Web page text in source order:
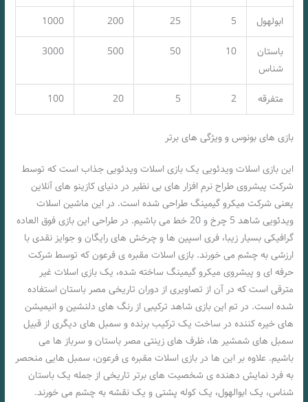
ابولهول 5
25
200
1000
باستان
شناس
10
50
500
3000
متفرقه 2
5
20
100
بازی های بونوس و ویژگی های برتر
این بازی اسلات ویدئویی یک بازی اسلات ویدئویی جذاب است که توسط
شرکت پیشروی طراح نرم افزار های بی نظیر در دنیای کازینو های آنلاین
یعنی شرکت میکرو گیمینگ طراحی شده است. در این ماشین اسلات
ویدئویی شاهد 5 چرخ و 20 خط می باشیم. در طراحی این بازی فوق العاده
گرافیکی بسیار زیبا، فری اسپین ها و چرخش های رایگان و جوایز نقدی با
ارزشی به چشم می خورند. بازی اسلات مقبره ی فرعون که توسط شرکت
حرفه ای و پیشروی میکرو گیمینگ ساخته شده، یک بازی اسلات غیر
مترقی است که در آن از تصاویری از دوران تاریخی مصر باستان استفاده
شده است. در تم این بازی شاهد ترکیبی از رنگ های دلنشین و انیمیشن
های خیره کننده در ساخت یک ترکیب برنده و سمبل های دیگری از قبیل
سمبل های شمشیر ها، ظرف های زینتی مصر باستان و سرباز ها می
باشیم. علاوه بر این ها در بازی اسلات مقبره ی فرعون، سمبل هایی منحصر
به فرد نمایش دهنده ی شخصیت های برتر تاریخی از جمله یک باستان
شناس، یک ابوالهول، یک کوله پشتی و یک نقشه به چشم می خورند.